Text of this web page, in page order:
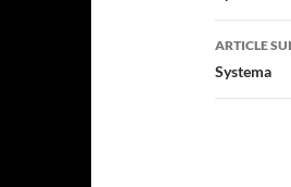
ARTICLE
Systema